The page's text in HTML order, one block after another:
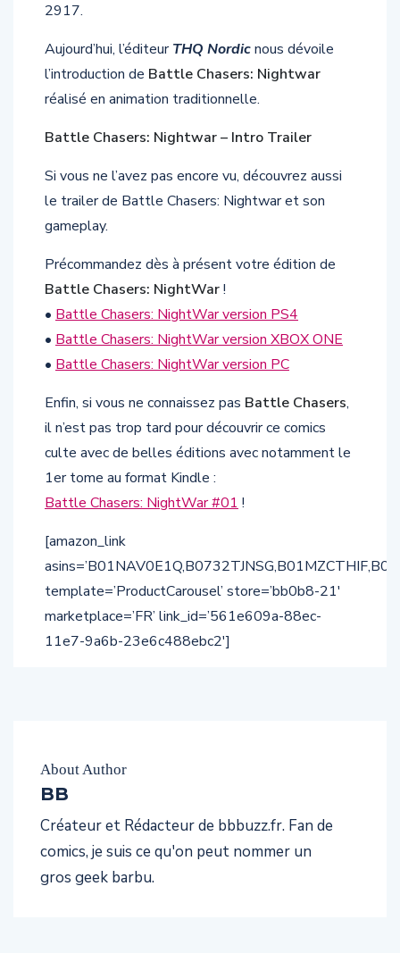
2917.
Aujourd’hui, l’éditeurTHQ Nordicnous dévoile
l’introduction de Battle Chasers: Nightwar
réalisé en animation traditionnelle.
Battle Chasers: Nightwar – Intro Trailer
Si vous ne l’avez pas encore vu, découvrez aussi
le trailer de Battle Chasers: Nightwar et son
gameplay.
Précommandez dès à présent votre édition de
Battle Chasers: NightWar!
• Battle Chasers: NightWar version PS4
• Battle Chasers: NightWar version XBOX ONE
• Battle Chasers: NightWar version PC
Enfin, si vous ne connaissez pas Battle Chasers,
il n’est pas trop tard pour découvrir ce comics
culte avec de belles éditions avec notamment le
1er tome au format Kindle :
Battle Chasers: NightWar #01!
[amazon_link
template=’ProductCarousel’ store=’bb0b8-21′
marketplace=’FR’ link_id=’561e609a-88ec-
11e7-9a6b-23e6c488ebc2′]
About Author
BB
Créateur et Rédacteur de bbbuzz.fr. Fan de
comics, je suis ce qu'on peut nommer un
gros geek barbu.